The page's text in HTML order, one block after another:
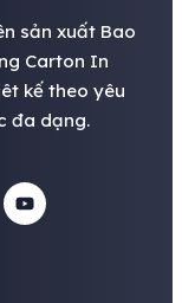
sản xuất Bao
Carton In
kế theo yêu
đa dạng.